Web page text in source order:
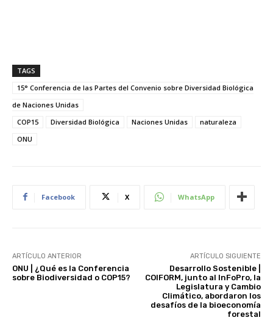
TAGS
15° Conferencia de las Partes del Convenio sobre Diversidad Biológica
de Naciones Unidas
COP15
Diversidad Biológica Naciones Unidas
naturaleza
ONU
Facebook X WhatsApp
ARTÍCULO ANTERIOR
ONU | ¿Qué es la Conferencia
sobre Biodiversidad o COP15?
ARTÍCULO SIGUIENTE
Desarrollo Sostenible |
COIFORM, junto al InFoPro, la
Legislatura y Cambio
Climático, abordaron los
desafíos de la bioeconomía
forestal